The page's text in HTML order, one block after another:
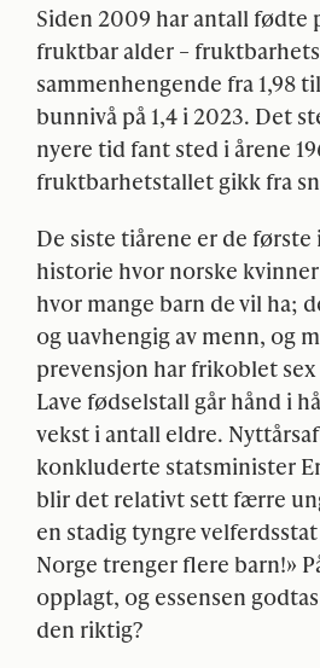
Siden 2009 har antall fødte
fruktbar alder –
sammenhengende fra 1,98
bunnivå på 1,4 i 2023. Det
nyere tid fant sted i årene
fruktbarhetstallet gikk fra
De siste tiårene er de første
historie hvor norske
hvor mange barn de vil ha;
og uavhengig av menn, og
prevensjon har frikoblet
Lave fødselstall går hånd i
vekst i antall eldre.
konkluderte statsminister
blir det relativt sett færre
en stadig tyngre
Norge trenger flere barn!»
opplagt, og essensen
den riktig?